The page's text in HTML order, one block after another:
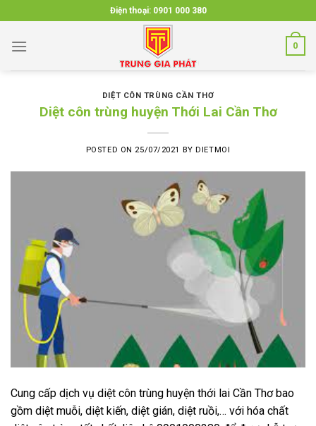
to
content
Điện thoại: 0901 000 380
0
DIỆT CÔN TRÙNG CẦN THƠ
Diệt côn trùng huyện Thới Lai Cần Thơ
POSTED ON 25/07/2021 BYDIETMOI
Cung cấp dịch vụ diệt côn trùng huyện thới lai Cần Thơ bao
gồm diệt muỗi, diệt kiến, diệt gián, diệt ruồi,… với hóa chất